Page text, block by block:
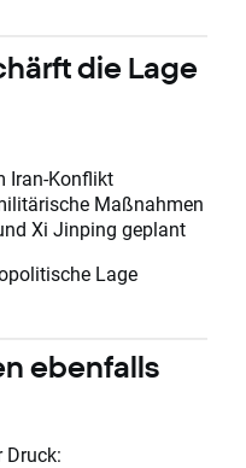
die Lage
Iran-Konflikt
Maßnahmen
Xi Jinping geplant
Lage
ebenfalls
Druck: